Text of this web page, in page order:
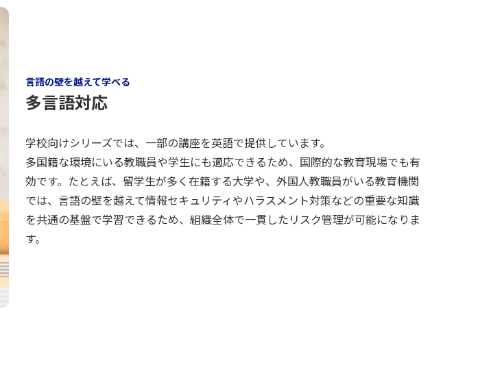
言語の壁を越えて学べる
多言語対応
学校向けシリーズでは、一部の講座を英語で提供しています。
多国籍な環境にいる教職員や学生にも適応できるため、国際的な教育現場でも有
効です。たとえば、留学生が多く在籍する大学や、外国人教職員がいる教育機関
では、言語の壁を越えて情報セキュリティやハラスメント対策などの重要な知識
を共通の基盤で学習できるため、組織全体で一貫したリスク管理が可能になりま
す。